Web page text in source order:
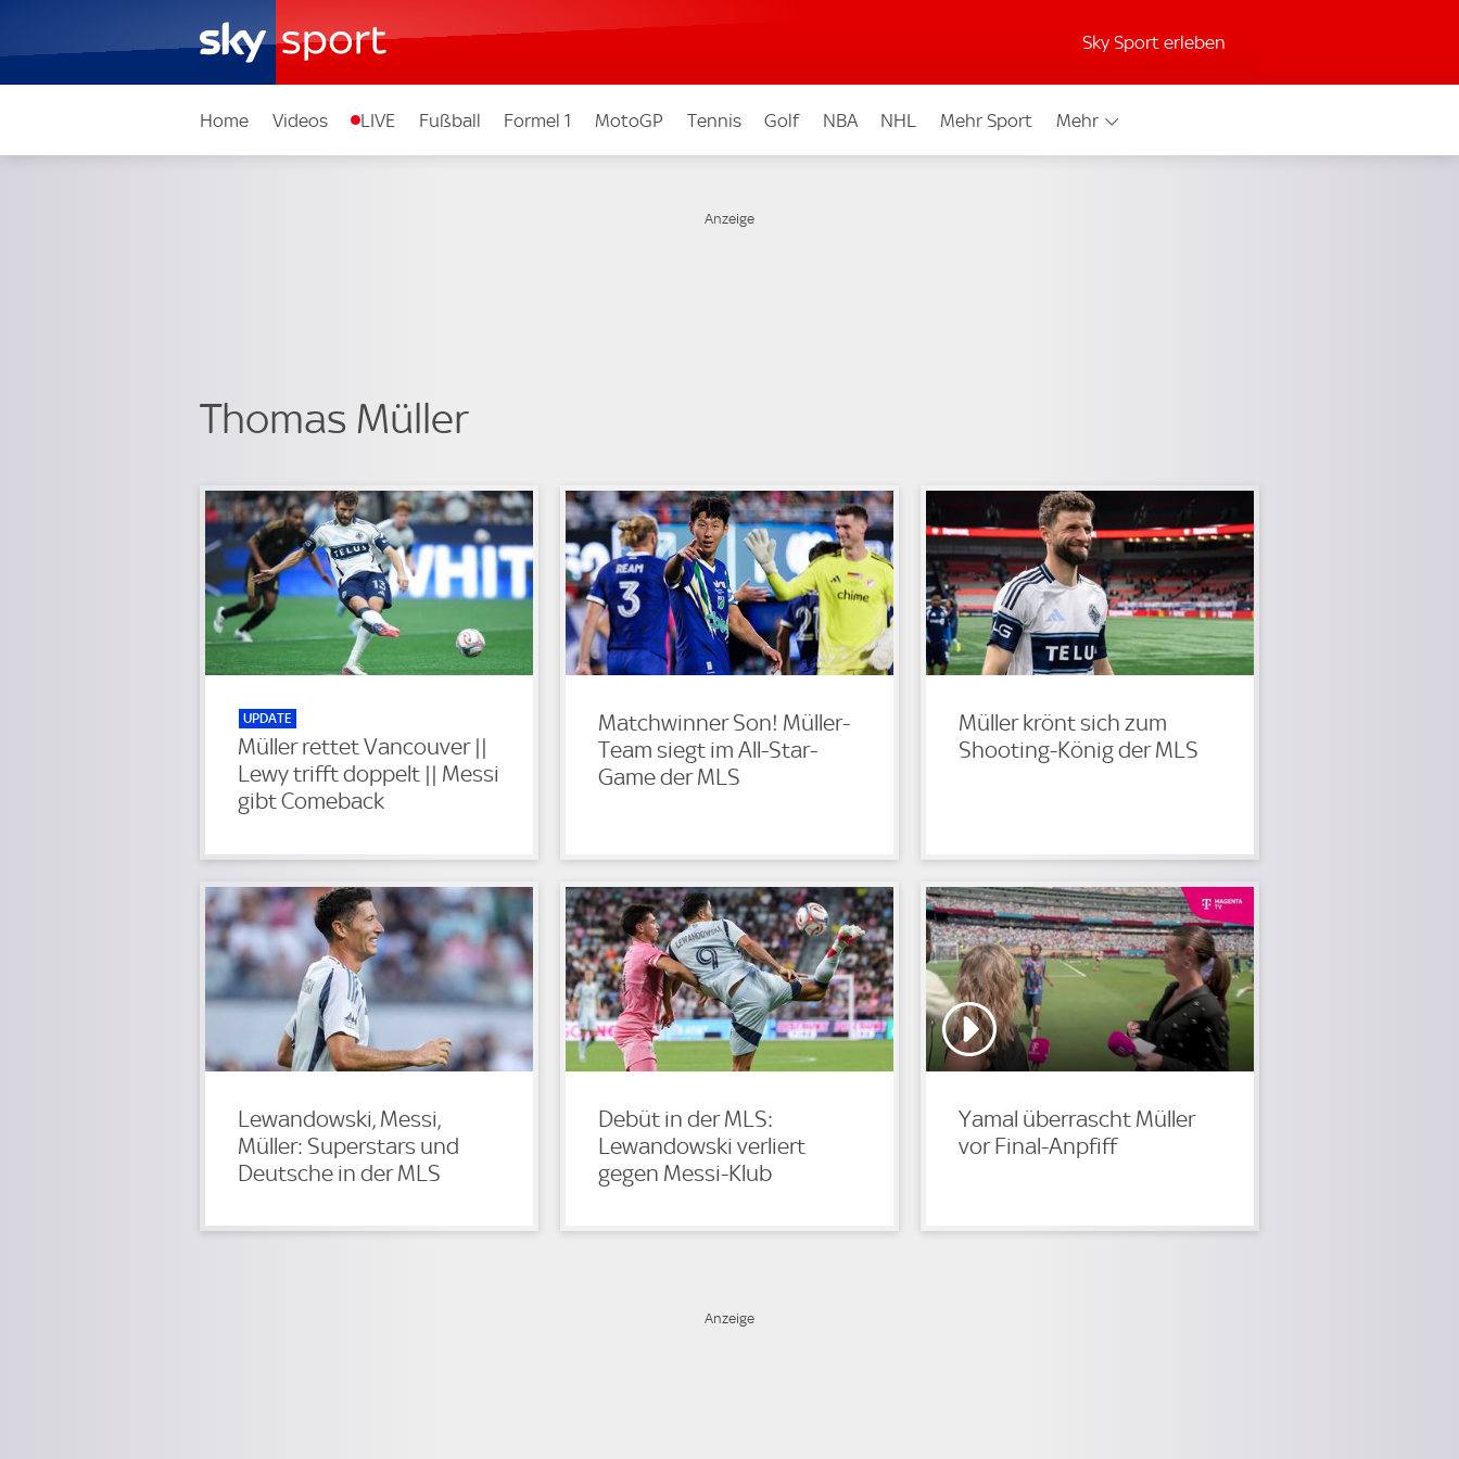
Sky Sport erleben
Home Videos LIVE Fußball Formel 1 MotoGP Tennis Golf NBA NHL Mehr Sport Mehr
Thomas Müller
UPDATE
Müller rettet Vancouver ||
Lewy trifft doppelt || Messi
gibt Comeback
Matchwinner Son! Müller-
Team siegt im All-Star-
Game der MLS
Müller krönt sich zum
Shooting-König der MLS
Lewandowski, Messi,
Müller: Superstars und
Deutsche in der MLS
Debüt in der MLS:
Lewandowski verliert
gegen Messi-Klub
Yamal überrascht Müller
vor Final-Anpfiff